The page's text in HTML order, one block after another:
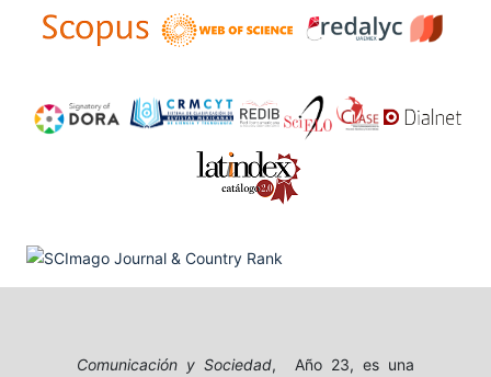
Comunicación y Sociedad, Año 23, es una